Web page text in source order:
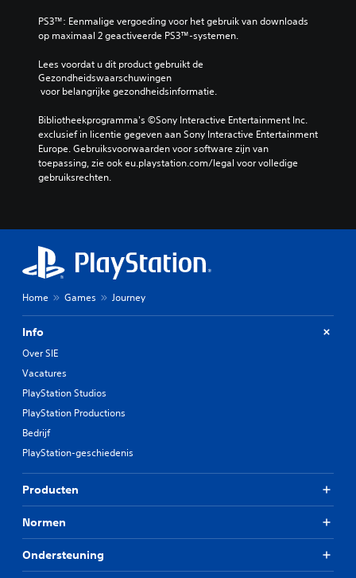
PS3™: Eenmalige vergoeding voor het gebruik van downloads
op maximaal 2 geactiveerde PS3™-systemen.
Lees voordat u dit product gebruikt de
Gezondheidswaarschuwingen
voor belangrijke gezondheidsinformatie.
Bibliotheekprogramma's ©Sony Interactive Entertainment Inc.
exclusief in licentie gegeven aan Sony Interactive Entertainment
Europe. Gebruiksvoorwaarden voor software zijn van
toepassing, zie ook eu.playstation.com/legal voor volledige
gebruiksrechten.
Home Games Journey
Info
Over SIE
Vacatures
PlayStation Studios
PlayStation Productions
Bedrijf
PlayStation-geschiedenis
Producten
Normen
Ondersteuning